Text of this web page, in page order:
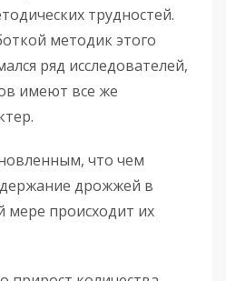
трудностей.
методик этого
ряд исследователей,
имеют все же
что чем
дрожжей в
мере происходит их